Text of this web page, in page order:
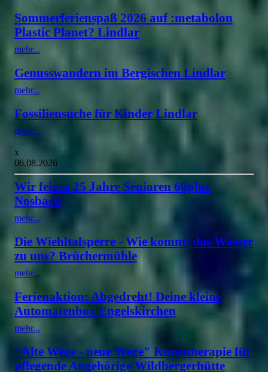
Sommerferienspaß 2026 auf :metabolon
Plastic Planet? Lindlar
mehr...
Genusswandern im Bergischen Lindlar
mehr...
Fossiliensuche für Kinder Lindlar
mehr...
x
06.08.2026
Wir feiern 25 Jahre Senioren 60plus
Nosbach
mehr...
Die Wiehltalsperre - Wie kommt das Wasser
zu uns? Brüchermühle
mehr...
Ferienaktion: Abgedreht! Deine kleine
Automatenbox Engelskirchen
mehr...
"Alte Wege - neue Wege" Kunsttherapie für
pflegende Angehörige Wildbergerhütte